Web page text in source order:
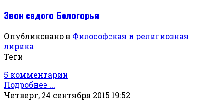
Звон седого Белогорья
Опубликовано в Философская и религиозная
лирика
Теги
5 комментарии
Подробнее ...
Четверг, 24 сентября 2015 19:52